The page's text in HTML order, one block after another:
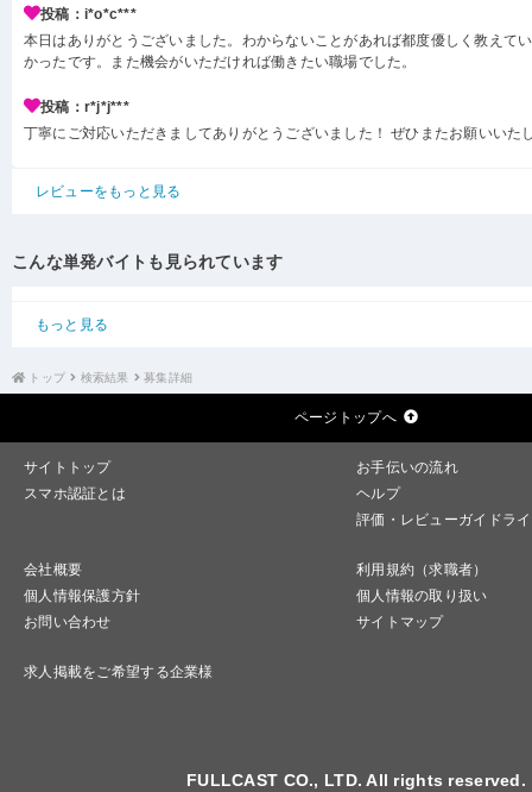
投稿：i*o*c***
本日はありがとうございました。わからないことがあれば都度優しく教えて
かったです。また機会がいただければ働きたい職場でした。
投稿：r*j*j***
丁寧にご対応いただきましてありがとうございました！ ぜひまたお願いいた
レビューをもっと見る
こんな単発バイトも見られています
もっと見る
トップ 検索結果 募集詳細
ページトップへ
サイトトップ
お手伝いの流れ
スマホ認証とは
ヘルプ
評価・レビューガイドラ
会社概要
利用規約（求職者）
個人情報保護方針
個人情報の取り扱い
お問い合わせ
サイトマップ
求人掲載をご希望する企業様
FULLCAST CO., LTD. All rights reserved.